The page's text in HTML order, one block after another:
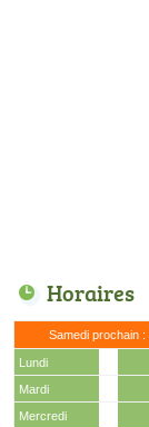
Horaires
Samedi prochain :
Lundi
Mardi
Mercredi